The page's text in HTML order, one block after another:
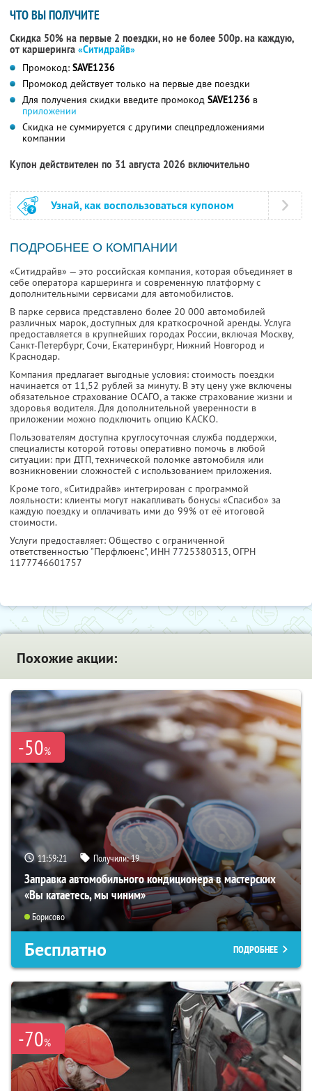
ЧТО ВЫ ПОЛУЧИТЕ
Скидка 50% на первые 2 поездки, но не более 500р. на каждую,
от каршеринга «Ситидрайв»
Промокод: SAVE1236
Промокод действует только на первые две поездки
Для получения скидки введите промокод SAVE1236 в
приложении
Скидка не суммируется с другими спецпредложениями
компании
Купон действителен по 31 августа 2026 включительно
Узнай, как воспользоваться купоном
ПОДРОБНЕЕ О КОМПАНИИ
«Ситидрайв» — это российская компания, которая объединяет в
себе оператора каршеринга и современную платформу с
дополнительными сервисами для автомобилистов.
В парке сервиса представлено более 20 000 автомобилей
различных марок, доступных для краткосрочной аренды. Услуга
предоставляется в крупнейших городах России, включая Москву,
Санкт-Петербург, Сочи, Екатеринбург, Нижний Новгород и
Краснодар.
Компания предлагает выгодные условия: стоимость поездки
начинается от 11,52 рублей за минуту. В эту цену уже включены
обязательное страхование ОСАГО, а также страхование жизни и
здоровья водителя. Для дополнительной уверенности в
приложении можно подключить опцию КАСКО.
Пользователям доступна круглосуточная служба поддержки,
специалисты которой готовы оперативно помочь в любой
ситуации: при ДТП, технической поломке автомобиля или
возникновении сложностей с использованием приложения.
Кроме того, «Ситидрайв» интегрирован с программой
лояльности: клиенты могут накапливать бонусы «Спасибо» за
каждую поездку и оплачивать ими до 99% от её итоговой
стоимости.
Услуги предоставляет: Общество с ограниченной
ответственностью "Перфлюенс", ИНН 7725380313, ОГРН
1177746601757
Похожие акции:
-50%
11:59:21 Получили:19
Заправка автомобильного кондиционера в мастерских
«Вы катаетесь, мы чиним»
Борисово
Бесплатно ПОДРОБНЕЕ
-70%